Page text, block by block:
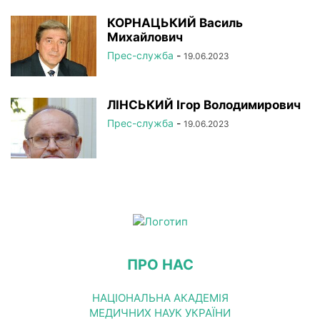
КОРНАЦЬКИЙ Василь
Михайлович
Прес-служба - 19.06.2023
ЛІНСЬКИЙ Ігор Володимирович
Прес-служба - 19.06.2023
ПРО НАС
НАЦІОНАЛЬНА АКАДЕМІЯ
МЕДИЧНИХ НАУК УКРАЇНИ